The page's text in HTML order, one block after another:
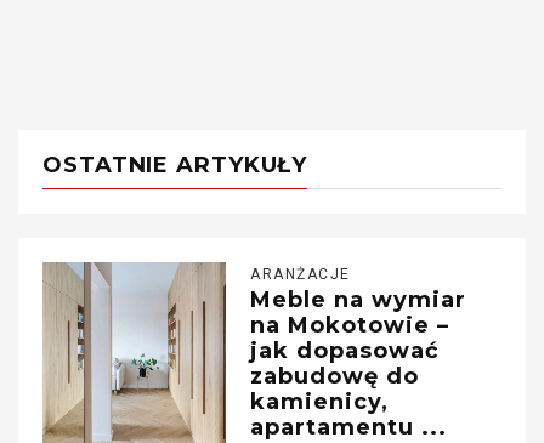
OSTATNIE ARTYKUŁY
ARANŻACJE
Meble na wymiar
na Mokotowie –
jak dopasować
zabudowę do
kamienicy,
apartamentu ...